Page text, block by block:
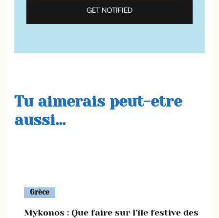
Tu aimerais peut-etre
aussi...
Grèce
Mykonos : Que faire sur l’île festive des